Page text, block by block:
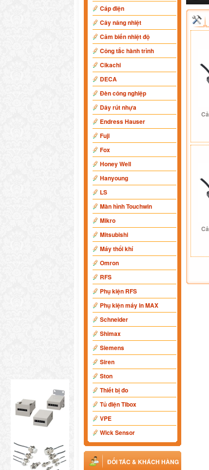
Cáp điện
Cây nâng nhiệt
Cảm biến nhiệt độ
Công tắc hành trình
Cikachi
DECA
Đèn công nghiệp
Dây rút nhựa
Endress Hauser
Fuji
Fox
Honey Well
Hanyoung
LS
Màn hình Touchwin
Mikro
Mitsubishi
Máy thổi khí
Omron
RFS
Phụ kiện RFS
Phụ kiện máy in MAX
Schneider
Shimax
Siemens
Siren
Ston
Thiết bị đo
Tủ điện Tibox
VPE
Wick Sensor
ĐỐI TÁC & KHÁCH HÀNG